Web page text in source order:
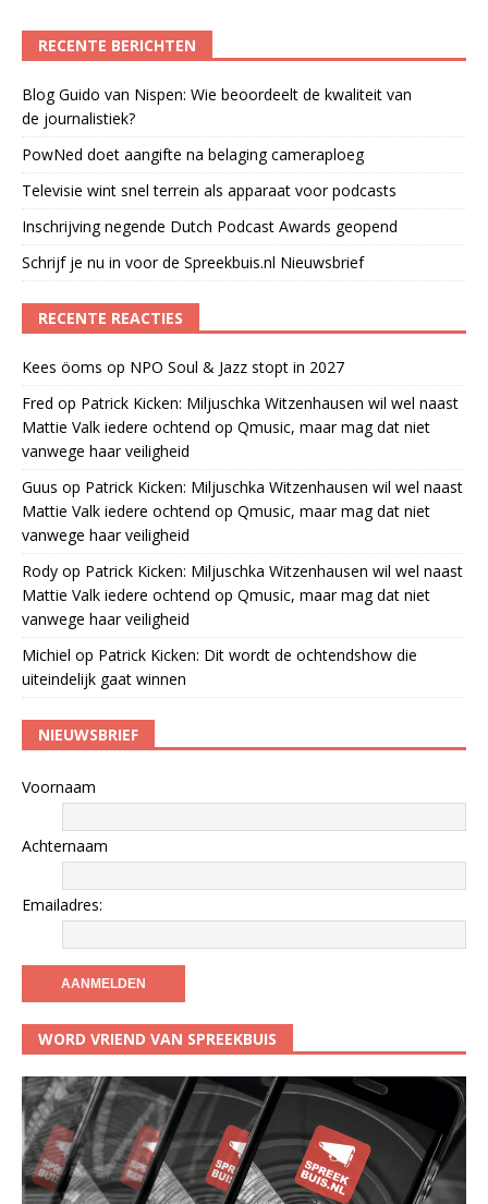
RECENTE BERICHTEN
Blog Guido van Nispen: Wie beoordeelt de kwaliteit van
de journalistiek?
PowNed doet aangifte na belaging cameraploeg
Televisie wint snel terrein als apparaat voor podcasts
Inschrijving negende Dutch Podcast Awards geopend
Schrijf je nu in voor de Spreekbuis.nl Nieuwsbrief
RECENTE REACTIES
Kees öoms op NPO Soul & Jazz stopt in 2027
Fred op Patrick Kicken: Miljuschka Witzenhausen wil wel naast
Mattie Valk iedere ochtend op Qmusic, maar mag dat niet
vanwege haar veiligheid
Guus op Patrick Kicken: Miljuschka Witzenhausen wil wel naast
Mattie Valk iedere ochtend op Qmusic, maar mag dat niet
vanwege haar veiligheid
Rody op Patrick Kicken: Miljuschka Witzenhausen wil wel naast
Mattie Valk iedere ochtend op Qmusic, maar mag dat niet
vanwege haar veiligheid
Michiel op Patrick Kicken: Dit wordt de ochtendshow die
uiteindelijk gaat winnen
NIEUWSBRIEF
Voornaam
Achternaam
Emailadres:
WORD VRIEND VAN SPREEKBUIS